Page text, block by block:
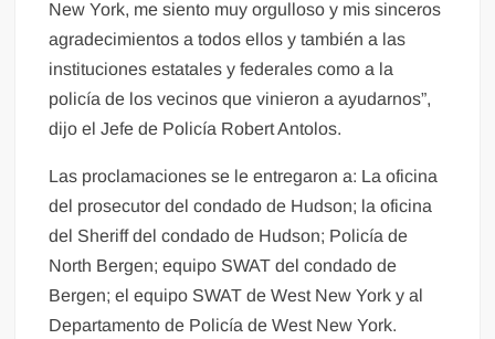
New York, me siento muy orgulloso y mis sinceros
agradecimientos a todos ellos y también a las
instituciones estatales y federales como a la
policía de los vecinos que vinieron a ayudarnos”,
dijo el Jefe de Policía Robert Antolos.
Las proclamaciones se le entregaron a: La oficina
del prosecutor del condado de Hudson; la oficina
del Sheriff del condado de Hudson; Policía de
North Bergen; equipo SWAT del condado de
Bergen; el equipo SWAT de West New York y al
Departamento de Policía de West New York.